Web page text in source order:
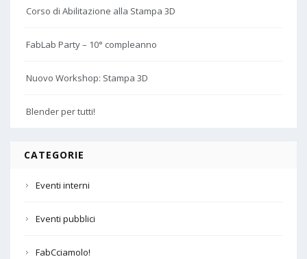
Corso di Abilitazione alla Stampa 3D
FabLab Party – 10° compleanno
Nuovo Workshop: Stampa 3D
Blender per tutti!
CATEGORIE
Eventi interni
Eventi pubblici
FabCciamolo!